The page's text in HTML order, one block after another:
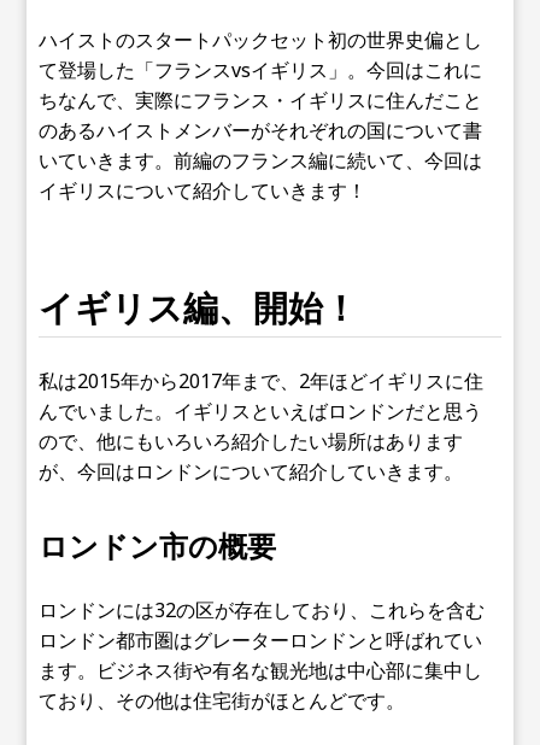
ハイストのスタートパックセット初の世界史偏とし
て登場した「フランスvsイギリス」。今回はこれに
ちなんで、実際にフランス・イギリスに住んだこと
のあるハイストメンバーがそれぞれの国について書
いていきます。前編のフランス編に続いて、今回は
イギリスについて紹介していきます！
イギリス編、開始！
私は2015年から2017年まで、2年ほどイギリスに住
んでいました。イギリスといえばロンドンだと思う
ので、他にもいろいろ紹介したい場所はあります
が、今回はロンドンについて紹介していきます。
ロンドン市の概要
ロンドンには32の区が存在しており、これらを含む
ロンドン都市圏はグレーターロンドンと呼ばれてい
ます。ビジネス街や有名な観光地は中心部に集中し
ており、その他は住宅街がほとんどです。